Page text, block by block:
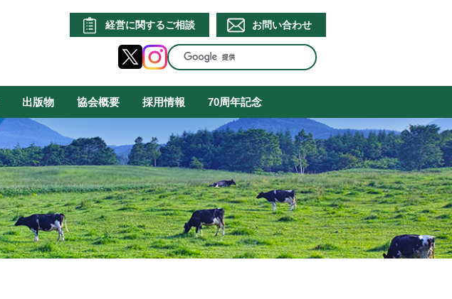
経営に関するご相談 お問い合わせ
出版物 協会概要 採用情報 70周年記念